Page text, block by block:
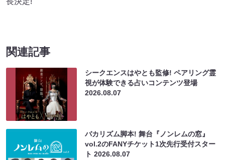
関連記事
シークエンスはやとも監修! ペアリング霊
視が体験できる占いコンテンツ登場
2026.08.07
バカリズム脚本! 舞台『ノンレムの窓』
vol.2のFANYチケット1次先行受付スター
ト2026.08.07